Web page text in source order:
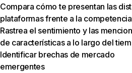
Compara cómo te presentan las
plataformas frente a la competencia
Rastrea el sentimiento y las
de características a lo largo del
Identificar brechas de mercado
emergentes